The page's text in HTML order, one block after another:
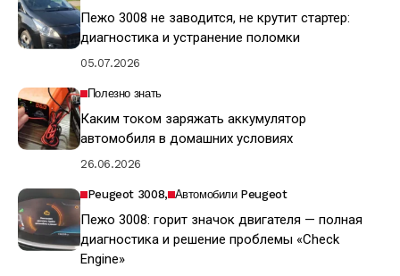
Пежо 3008 не заводится, не крутит стартер:
диагностика и устранение поломки
05.07.2026
Полезно знать
Каким током заряжать аккумулятор
автомобиля в домашних условиях
26.06.2026
Peugeot 3008 Автомобили Peugeot
Пежо 3008: горит значок двигателя — полная
диагностика и решение проблемы «Check
Engine»